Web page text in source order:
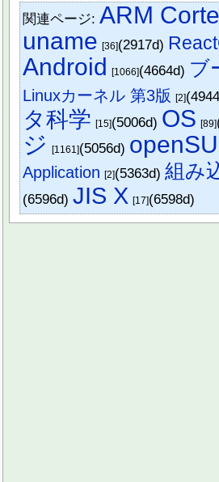
関連ページ:ARM
uname [36](2917d)
Android [1066](4664d) ブ
Linuxカーネル 第3版 [2]
タ科学 [15](5006d) OS [89]
ジ [1161](5056d)
Application [2](5363d)組み
(6596d)JIS X [17](6598d)